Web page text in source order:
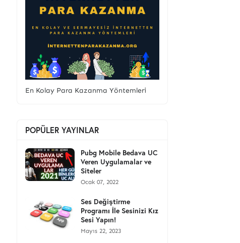
En Kolay Para Kazanma Yöntemleri
POPÜLER YAYINLAR
Pubg Mobile Bedava UC
Veren Uygulamalar ve
Siteler
Ocak 07, 2022
Ses Değiştirme
Programı İle Sesinizi Kız
Sesi Yapın!
Mayıs 22, 2023